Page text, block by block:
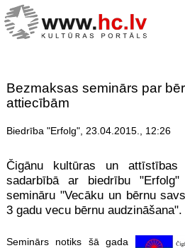
Bezmaksas seminārs par
attiecībām
Biedrība "Erfolg", 23.04.2015., 12:26
Čigānu kultūras un attīstības
sadarbībā ar biedrību
semināru "Vecāku un bērnu
3 gadu vecu bērnu audzināšana".
Seminārs notiks šā gada